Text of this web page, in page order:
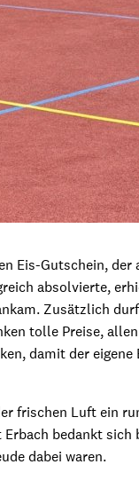
Eis-Gutschein, der
absolvierte,
Zusätzlich
tolle Preise,
damit der eigene
frischen Luft ein
bedankt sich
dabei waren.